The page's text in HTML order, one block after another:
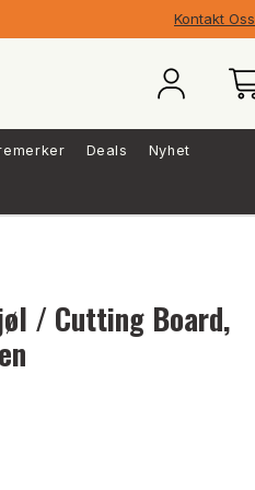
Kontakt Oss
Deals Nyhet
/ Cutting Board,